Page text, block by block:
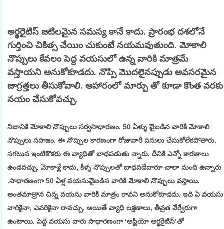
అర్థరెైటిస్‌ జటిలమైన సమస్య కానే కాదు. ప్రారంభ దశలోనే
గుర్తించి చికిత్స చేయిం చుకుంటే నయమవుతుంది. మోకాలి
నొప్పులు కేవలం పెద్ద వయసులో ఉన్న వారికి మాత్రమే
వస్తాయని అనుకోకూడదు. నొప్పి మొదలెైనప్పుడు అవసరమైన
జాగ్రత్తలు తీసుకోవాలి. ఆహారంలో మార్పు తో కూడా కొంత వరకు
నయం చేసుకోవచ్చు.
నిజానికి మోకాలి నొప్పులు సర్వసాధారణం. 50 ఏళ్ళు పెైబడిన వారికి మోకాలి
నొప్పులు సహజం. ఈ నొప్పుల కారణంగా రోజువారీ పనులు చేసుకోలేకపోతారు.
సగటున ఇంటికొకరు ఈ వ్యాధితో బాధపడుతు న్నారు. దీనికి ఎన్నో కారణాలు
ఉండవచ్చు. మోకాళ్లే కాదు, కీళ్ళ నొప్పులతో బాధపడేవారూ చాలా మంది ఉన్నారు
.సాధారణంగా 50 ఏళ్ల వయసుపెైబడిన వారికి మోకాలి నొప్పులు వస్తాయి.
అంతమాత్రాన చిన్న వయసు వారికి మాత్రం రావని అనుకోకూడదు. ఇది ఏ వయసు
వారికైనా, ఎవరికైనా రావచ్చు. అయితే వ్యాధి లక్షణాలు, తీవ్రత వేర్వేరుగా
ఉంటాయి. పెద్ద వయసు వారు సాధారణంగా ‘ఆస్టియో ఆర్థరెైటిస్‌’తో